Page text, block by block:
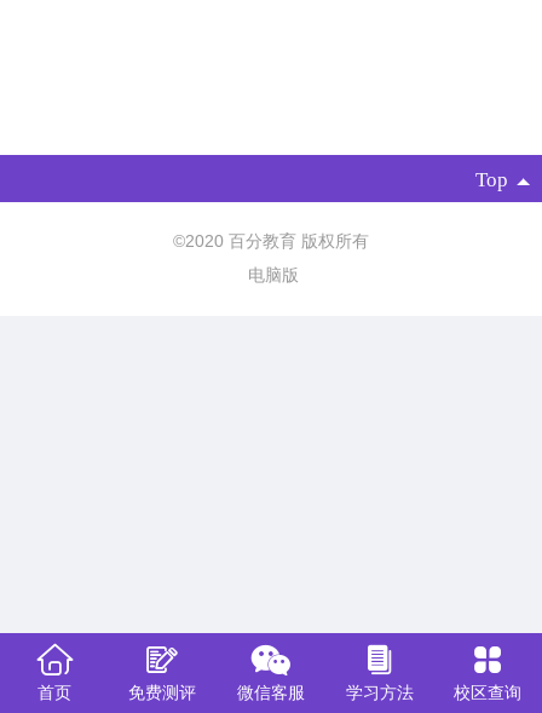
Top
©2020 百分教育 版权所有
电脑版
首页 免费测评 微信客服 学习方法 校区查询